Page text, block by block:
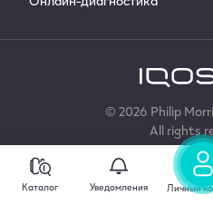
Каталог Уведомления Личный
© 2026 Philip
All rights
ООО «Филип Моррис
ОГРН: